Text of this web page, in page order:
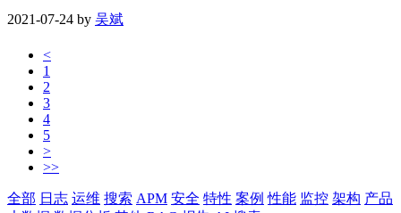
2021-07-24 by 吴斌
<
1
2
3
4
5
>
>>
全部 日志 运维 搜索 APM 安全 特性 案例 性能 监控 架构 产品